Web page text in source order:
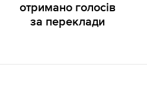
отримано голосів
за переклади